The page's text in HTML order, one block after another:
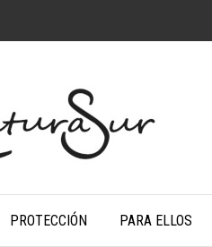
PROTECCIÓN PARA ELLOS